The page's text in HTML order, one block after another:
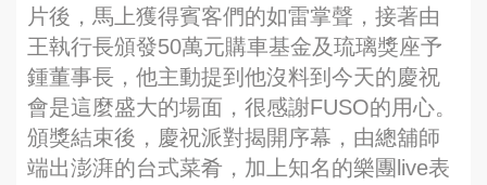
片後，馬上獲得賓客們的如雷掌聲，接著由
王執行長頒發50萬元購車基金及琉璃獎座予
鍾董事長，他主動提到他沒料到今天的慶祝
會是這麼盛大的場面，很感謝FUSO的用心。
頒獎結束後，慶祝派對揭開序幕，由總舖師
端出澎湃的台式菜肴，加上知名的樂團live表